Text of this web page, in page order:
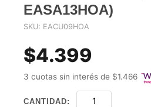
EASA13HOA)
SKU: EACU09HOA
$4.399
3 cuotas sin interés de $1.466
CANTIDAD: